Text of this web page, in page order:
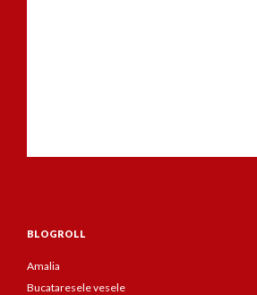
BLOGROLL
Amalia
Bucataresele vesele